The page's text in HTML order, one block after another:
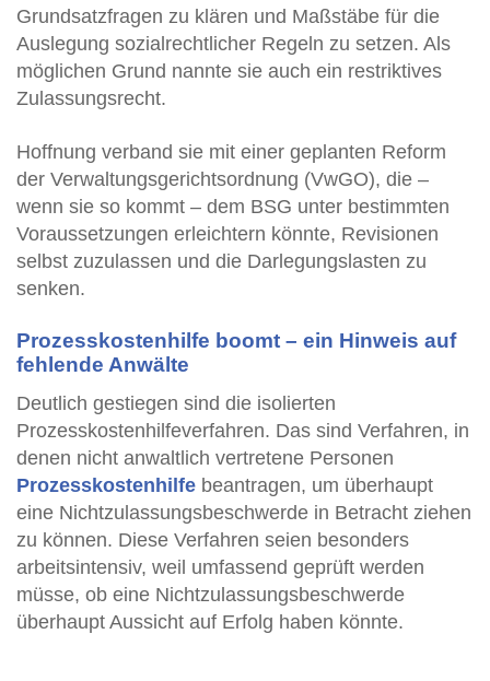
Grundsatzfragen zu klären und Maßstäbe für die
Auslegung sozialrechtlicher Regeln zu setzen. Als
möglichen Grund nannte sie auch ein restriktives
Zulassungsrecht.
Hoffnung verband sie mit einer geplanten Reform
der Verwaltungsgerichtsordnung (VwGO), die –
wenn sie so kommt – dem BSG unter bestimmten
Voraussetzungen erleichtern könnte, Revisionen
selbst zuzulassen und die Darlegungslasten zu
senken.
Prozesskostenhilfe boomt – ein Hinweis auf
fehlende Anwälte
Deutlich gestiegen sind die isolierten
Prozesskostenhilfeverfahren. Das sind Verfahren, in
denen nicht anwaltlich vertretene Personen
Prozesskostenhilfe beantragen, um überhaupt
eine Nichtzulassungsbeschwerde in Betracht ziehen
zu können. Diese Verfahren seien besonders
arbeitsintensiv, weil umfassend geprüft werden
müsse, ob eine Nichtzulassungsbeschwerde
überhaupt Aussicht auf Erfolg haben könnte.